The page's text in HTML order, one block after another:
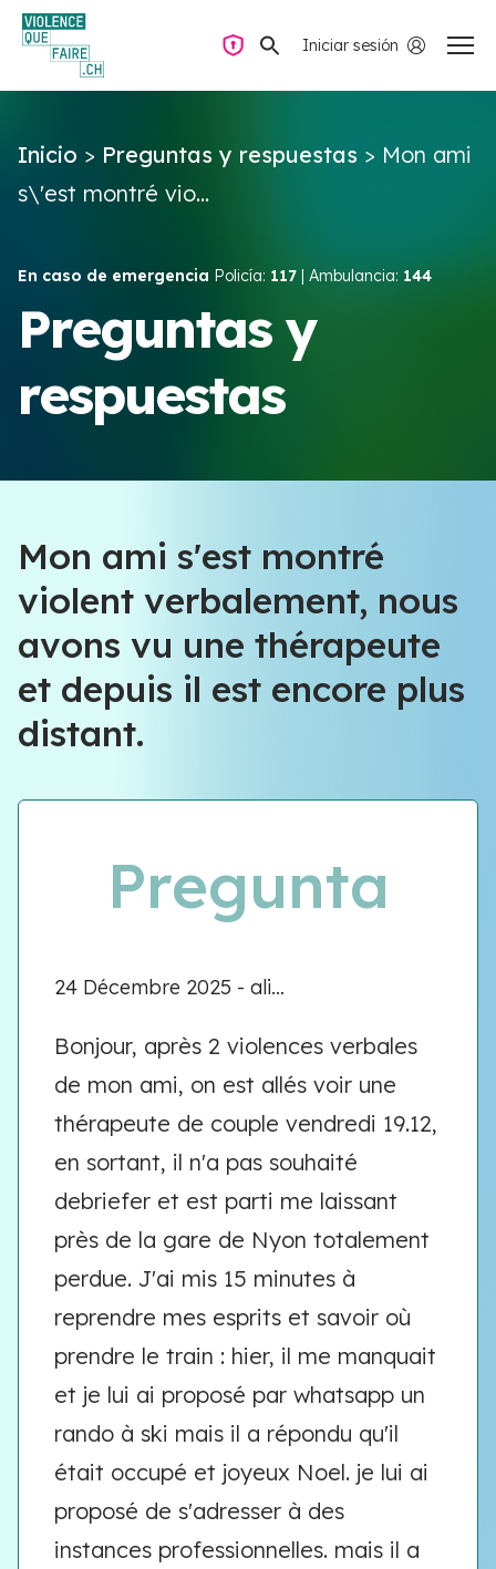
Iniciar sesión
Preguntas y respuestas
Violencia de pareja
Recursos y campañas
Navegación privada
Inicio > Preguntas y respuestas > Mon ami
s\'est montré vio...
En caso de emergencia Policía: 117 | Ambulancia: 144
Preguntas y
respuestas
Mon ami s'est montré
violent verbalement, nous
avons vu une thérapeute
et depuis il est encore plus
distant.
Pregunta
24 Décembre 2025 - ali...
Bonjour, après 2 violences verbales
de mon ami, on est allés voir une
thérapeute de couple vendredi 19.12,
en sortant, il n'a pas souhaité
debriefer et est parti me laissant
près de la gare de Nyon totalement
perdue. J'ai mis 15 minutes à
reprendre mes esprits et savoir où
prendre le train : hier, il me manquait
et je lui ai proposé par whatsapp un
rando à ski mais il a répondu qu'il
était occupé et joyeux Noel. je lui ai
proposé de s'adresser à des
instances professionnelles. mais il a